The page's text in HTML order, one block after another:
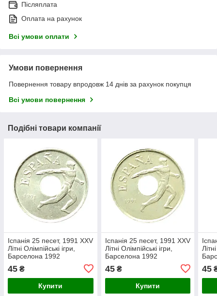
Післяплата
Оплата на рахунок
Всі умови оплати
Умови повернення
Повернення товару впродовж 14 днів за рахунок покупця
Всі умови повернення
Подібні товари компанії
Іспанія 25 песет, 1991 XXV
Літні Олімпійські ігри,
Барселона 1992
45 ₴
Купити
Іспанія 25 песет, 1991 XXV
Літні Олімпійські ігри,
Барселона 1992
45₴
Купити
45